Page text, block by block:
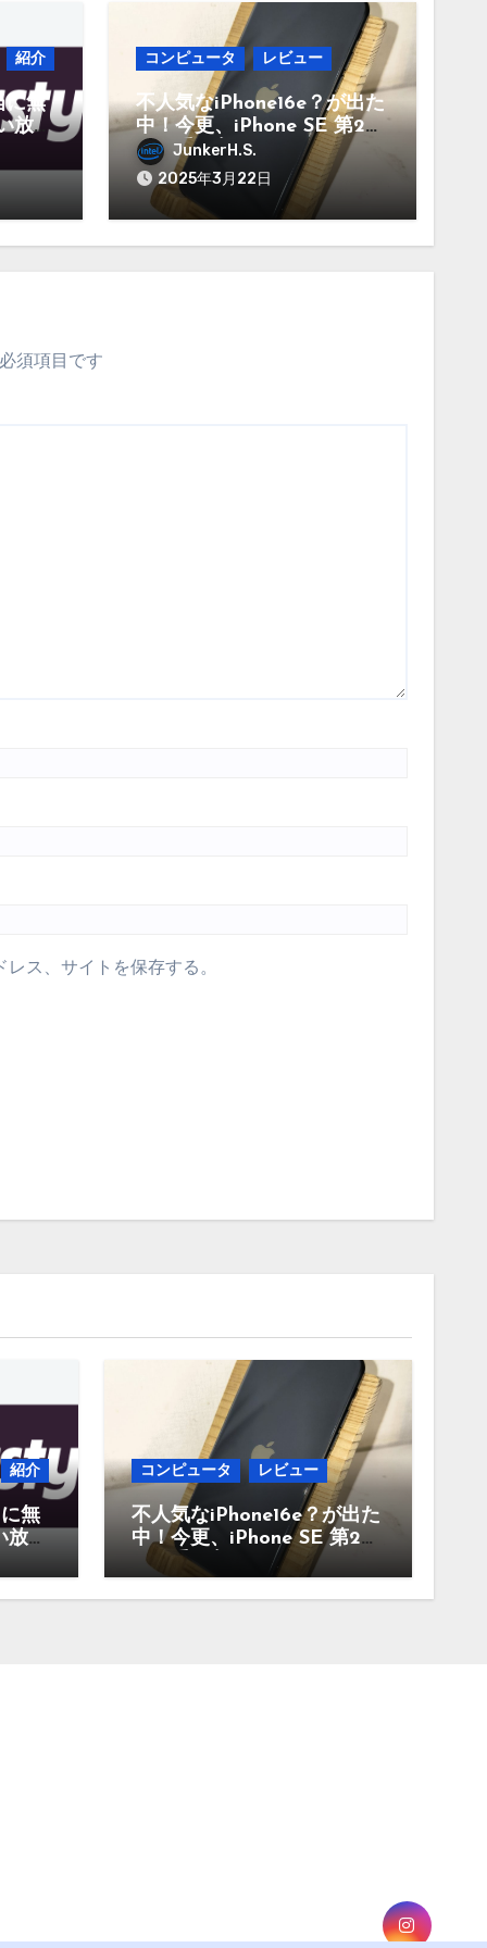
紹介
に無
放題
コンピュータ レビュー
不人気なiPhone16e？が出た
中！今更、iPhone SE 第2世
代を手に入れたのでレビュ
ー まだ使えるのか？今買
うのはどうかなど！
JunkerH.S.
2025年3月22日
須項目です
ス、サイトを保存する。
紹介
無
題
コンピュータ レビュー
不人気なiPhone16e？が出た
中！今更、iPhone SE 第2世
代を手に入れたのでレビュ
ー まだ使えるのか？今買